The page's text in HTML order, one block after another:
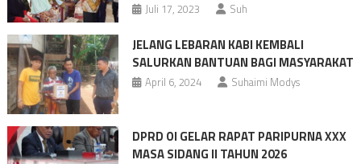
Juli 17, 2023 Suh
JELANG LEBARAN KABI KEMBALI
SALURKAN BANTUAN BAGI MASYARAKAT
April 6, 2024 Suhaimi Modys
DPRD OI GELAR RAPAT PARIPURNA XXX
MASA SIDANG II TAHUN 2026